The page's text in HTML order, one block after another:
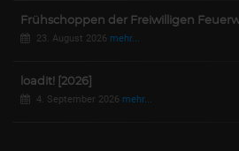
Frühschoppen der Freiwilligen
23. August 2026 mehr...
loadit! [2026]
4. September 2026 mehr...